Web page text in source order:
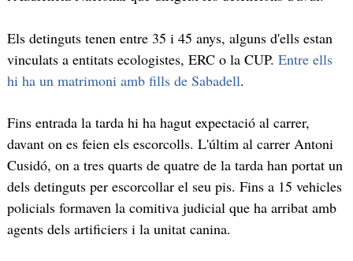
Els detinguts tenen entre 35 i 45 anys, alguns d'ells estan
vinculats a entitats ecologistes, ERC o la CUP. Entre ells
hi ha un matrimoni amb fills de Sabadell.
Fins entrada la tarda hi ha hagut expectació al carrer,
davant on es feien els escorcolls. L'últim al carrer Antoni
Cusidó, on a tres quarts de quatre de la tarda han portat un
dels detinguts per escorcollar el seu pis. Fins a 15 vehicles
policials formaven la comitiva judicial que ha arribat amb
agents dels artificiers i la unitat canina.